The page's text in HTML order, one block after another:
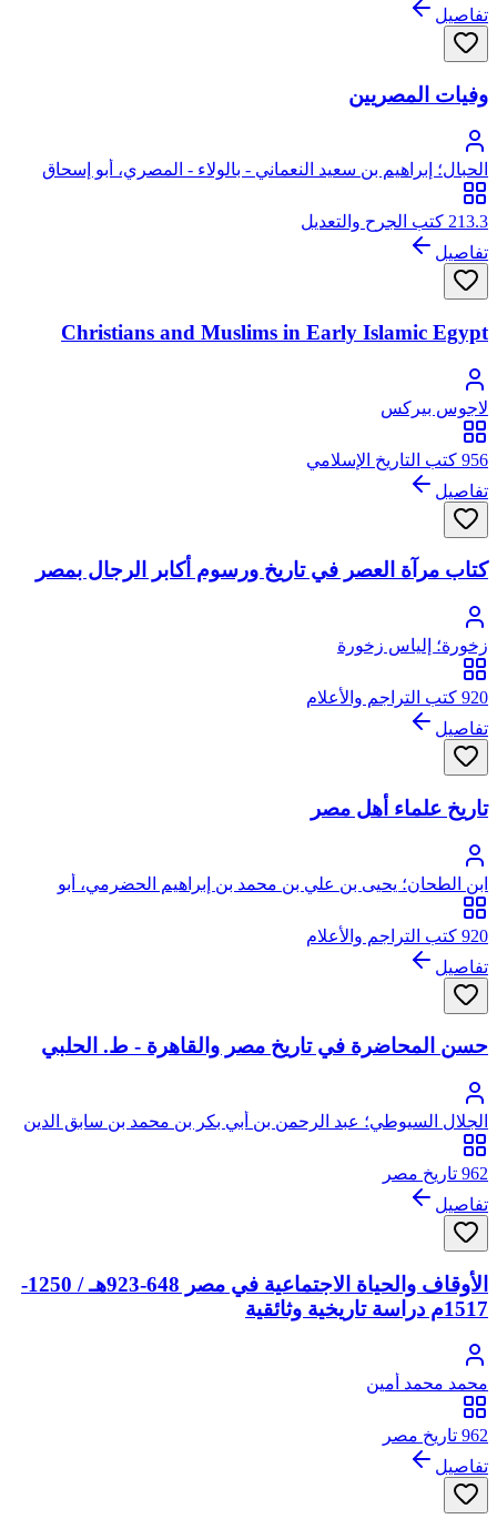
تفاصيل
وفيات المصريين
الحبال؛ إبراهيم بن سعيد النعماني - بالولاء - المصري، أبو إسحاق
الحبال
213.3 كتب الجرح والتعديل
تفاصيل
Christians and Muslims in Early Islamic Egypt
لاجوس بيركس
956 كتب التاريخ الإسلامي
تفاصيل
كتاب مرآة العصر في تاريخ ورسوم أكابر الرجال بمصر
زخورة؛ إلياس زخورة
920 كتب التراجم والأعلام
تفاصيل
تاريخ علماء أهل مصر
ابن الطحان؛ يحيى بن علي بن محمد بن إبراهيم الحضرمي، أبو
القاسم، المعروف بابن الطحان
920 كتب التراجم والأعلام
تفاصيل
حسن المحاضرة في تاريخ مصر والقاهرة - ط. الحلبي
الجلال السيوطي؛ عبد الرحمن بن أبي بكر بن محمد بن سابق الدين
الخضيري السيوطي، جلال الدين
962 تاريخ مصر
تفاصيل
الأوقاف والحياة الاجتماعية في مصر 648-923هـ / 1250-
1517م دراسة تاريخية وثائقية
محمد محمد أمين
962 تاريخ مصر
تفاصيل